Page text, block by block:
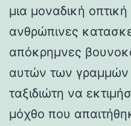
μια μοναδική
ανθρώπινες
απόκρημνες
αυτών των γραμμών
ταξιδιώτη να
μόχθο που